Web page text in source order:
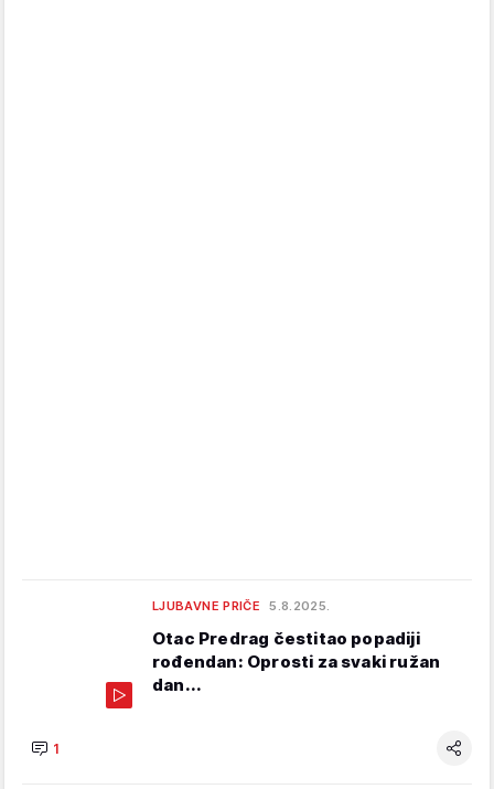
LJUBAVNE PRIČE 5.8.2025.
Otac Predrag čestitao popadiji
rođendan: Oprosti za svaki ružan
dan...
1